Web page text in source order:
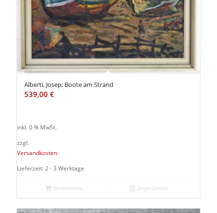
Alberti, Josep; Boote am Strand
539,00 €
inkl. 0 % MwSt.
zzgl.
Versandkosten
Lieferzeit: 2 - 3 Werktage
Weiterlesen Zeige Details